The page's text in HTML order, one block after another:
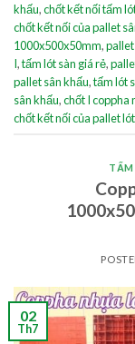
khấu,chốt kết nối tấm
chốt kết nối của pallet
1000x500x50mm,
I,tấm lót sàn giá rẻ,
pallet sân khấu,tấm lót
sân khấu,chốt I coppha
chốt kết nối của pallet
TẤM
02
Th7